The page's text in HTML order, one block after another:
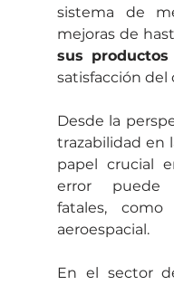
sistema de
mejoras de
sus productos
satisfacción del
Desde la
trazabilidad en
papel crucial
error puede
fatales,
aeroespacial.
En el sector